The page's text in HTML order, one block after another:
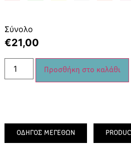
Σύνολο
€21,00
Προσθήκη στο καλάθι
ΟΔΗΓΟΣ ΜΕΓΕΘΩΝ